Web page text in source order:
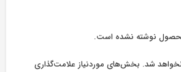
نوشته نشده است.
شد. بخش‌های موردنیاز علامت‌گذاری